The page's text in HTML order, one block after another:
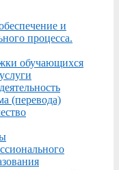
и
процесса.
обучающихся
(перевода)